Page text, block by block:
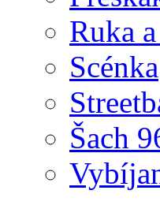
Ruka
Scénka
Šach